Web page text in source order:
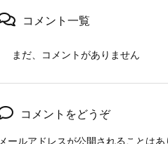
コメント一覧
まだ、コメントがありません
コメントをどうぞ
メールアドレスが公開されることはあ